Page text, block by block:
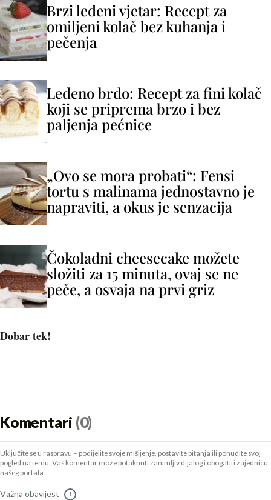
Brzi ledeni vjetar: Recept za
omiljeni kolač bez kuhanja i
pečenja
Ledeno brdo: Recept za fini kolač
koji se priprema brzo i bez
paljenja pećnice
„Ovo se mora probati“: Fensi
tortu s malinama jednostavno je
napraviti, a okus je senzacija
Čokoladni cheesecake možete
složiti za 15 minuta, ovaj se ne
peče, a osvaja na prvi griz
Dobar tek!
Komentari (0)
Uključite se u raspravu – podijelite svoje mišljenje, postavite pitanja ili ponudite svoj
pogled na temu. Vaš komentar može potaknuti zanimljiv dijalog i obogatiti zajednicu
našeg portala.
Važna obavijest !